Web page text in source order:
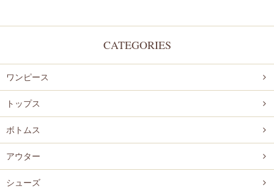
CATEGORIES
ワンピース
トップス
ボトムス
アウター
シューズ